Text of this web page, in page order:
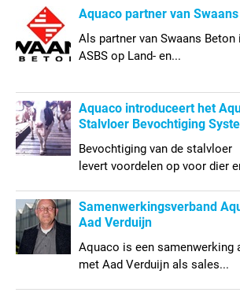
Aquaco partner van
Als partner van Swaans
ASBS op Land- en...
Aquaco introduceert het
Stalvloer Bevochtiging
Bevochtiging van de stalvloer
levert voordelen op voor dier
Samenwerkingsverband
Aad Verduijn
Aquaco is een samenwerking
met Aad Verduijn als sales...